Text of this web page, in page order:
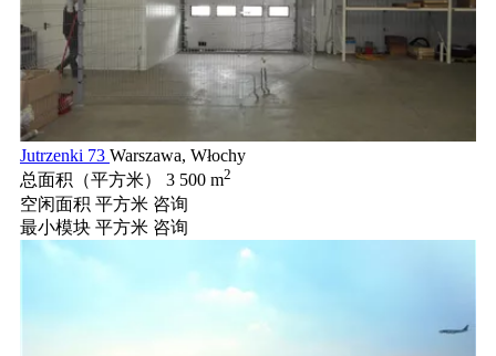
Jutrzenki 73 Warszawa, Włochy
总面积（平方米）
3 500 m2
空闲面积 平方米 咨询
最小模块 平方米 咨询